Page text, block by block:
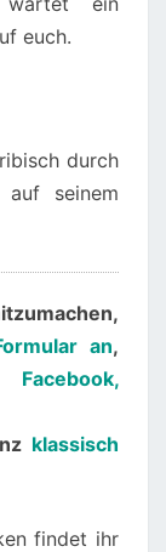
euch.
durch
seinem
an,
Facebook,
klassisch
findet ihr